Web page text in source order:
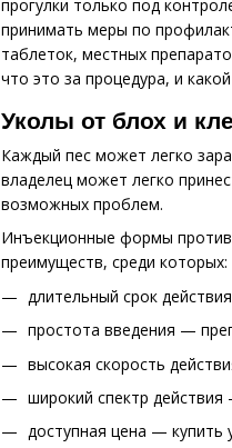
прогулки только под
принимать меры по
таблеток, местных
что это за процедура, и
Уколы от блох и
Каждый пес может легко
владелец может легко
возможных проблем.
Инъекционные формы
преимуществ, среди которых:
длительный срок
простота введения —
высокая скорость
широкий спектр
доступная цена —